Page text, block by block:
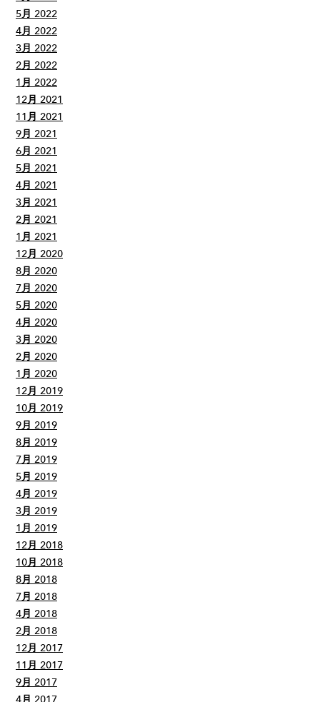
5月 2022
4月 2022
3月 2022
2月 2022
1月 2022
12月 2021
11月 2021
9月 2021
6月 2021
5月 2021
4月 2021
3月 2021
2月 2021
1月 2021
12月 2020
8月 2020
7月 2020
5月 2020
4月 2020
3月 2020
2月 2020
1月 2020
12月 2019
10月 2019
9月 2019
8月 2019
7月 2019
5月 2019
4月 2019
3月 2019
1月 2019
12月 2018
10月 2018
8月 2018
7月 2018
4月 2018
2月 2018
12月 2017
11月 2017
9月 2017